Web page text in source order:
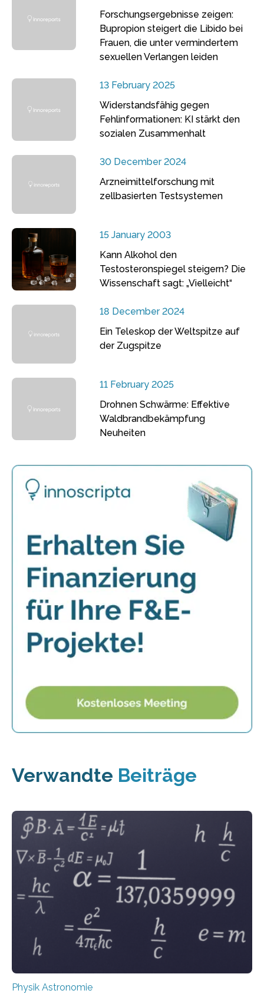
Forschungsergebnisse zeigen:
Bupropion steigert die Libido bei
Frauen, die unter vermindertem
sexuellen Verlangen leiden
13 February 2025
Widerstandsfähig gegen
Fehlinformationen: KI stärkt den
sozialen Zusammenhalt
30 December 2024
Arzneimittelforschung mit
zellbasierten Testsystemen
15 January 2003
Kann Alkohol den
Testosteronspiegel steigern? Die
Wissenschaft sagt: „Vielleicht“
18 December 2024
Ein Teleskop der Weltspitze auf
der Zugspitze
11 February 2025
Drohnen Schwärme: Effektive
Waldbrandbekämpfung
Neuheiten
Verwandte Beiträge
Physik Astronomie